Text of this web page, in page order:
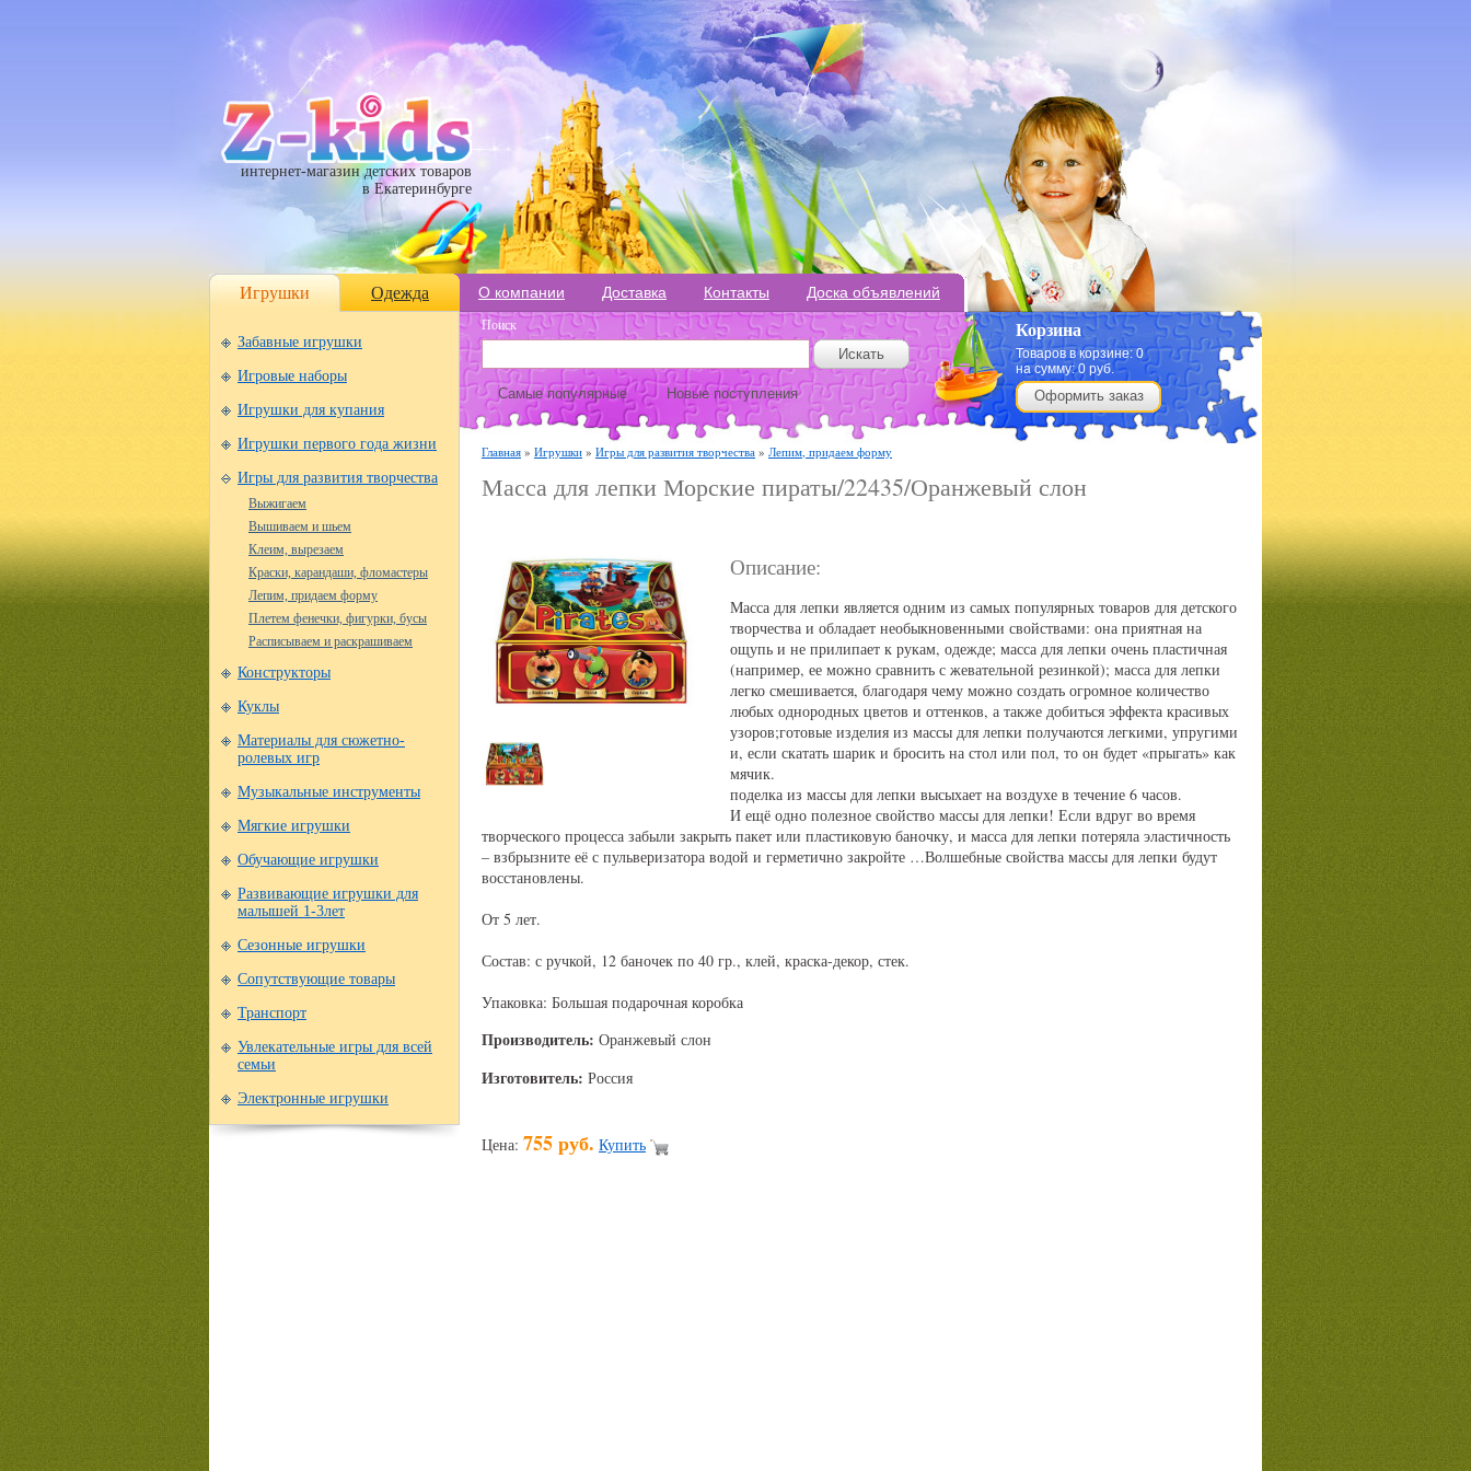
интернет-магазин детских товаров
в Екатеринбурге
Игрушки Одежда О компании Доставка Контакты Доска объявлений
Забавные игрушки
Игровые наборы
Игрушки для купания
Игрушки первого года жизни
Игры для развития творчества
Выжигаем
Вышиваем и шьем
Клеим, вырезаем
Краски, карандаши, фломастеры
Лепим, придаем форму
Плетем фенечки, фигурки, бусы
Расписываем и раскрашиваем
Конструкторы
Куклы
Материалы для сюжетно-
ролевых игр
Музыкальные инструменты
Мягкие игрушки
Обучающие игрушки
Развивающие игрушки для
малышей 1-3лет
Сезонные игрушки
Сопутствующие товары
Транспорт
Увлекательные игры для всей
семьи
Электронные игрушки
Поиск
Самые популярные Новые поступления
Корзина
Товаров в корзине:0
на сумму:0 руб.
Оформить заказ
Главная » Игрушки » Игры для развития творчества » Лепим, придаем форму
Масса для лепки Морские пираты/22435/Оранжевый слон
Описание:
Масса для лепки является одним из самых популярных товаров для детского
творчества и обладает необыкновенными свойствами: она приятная на
ощупь и не прилипает к рукам, одежде; масса для лепки очень пластичная
(например, ее можно сравнить с жевательной резинкой); масса для лепки
легко смешивается, благодаря чему можно создать огромное количество
любых однородных цветов и оттенков, а также добиться эффекта красивых
узоров;готовые изделия из массы для лепки получаются легкими, упругими
и, если скатать шарик и бросить на стол или пол, то он будет «прыгать» как
мячик.
поделка из массы для лепки высыхает на воздухе в течение 6 часов.
И ещё одно полезное свойство массы для лепки! Если вдруг во время
творческого процесса забыли закрыть пакет или пластиковую баночку, и масса для лепки потеряла эластичность
– взбрызните её с пульверизатора водой и герметично закройте …Волшебные свойства массы для лепки будут
восстановлены.
От 5 лет.
Состав: с ручкой, 12 баночек по 40 гр., клей, краска-декор, стек.
Упаковка: Большая подарочная коробка
Производитель: Оранжевый слон
Изготовитель: Россия
Цена: 755 руб. Купить